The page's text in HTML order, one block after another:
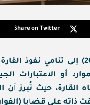
Share on Twitter
تشير استراتيجية هولندا تجاه أفريقيا
أو الاعتبارات
القارة، حيث تُبرز أن
ذاته على قضايا